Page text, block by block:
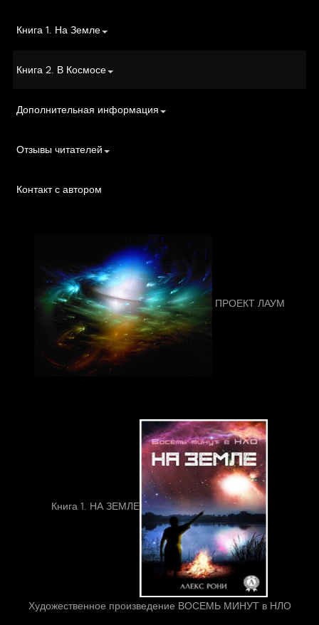
Книга 1. На Земле
Книга 2. В Космосе
Дополнительная информация
Отзывы читателей
Контакт с автором
ПРОЕКТ ЛАУМ
Книга 1. НА ЗЕМЛЕ
Художественное произведение ВОСЕМЬ МИНУТ в НЛО